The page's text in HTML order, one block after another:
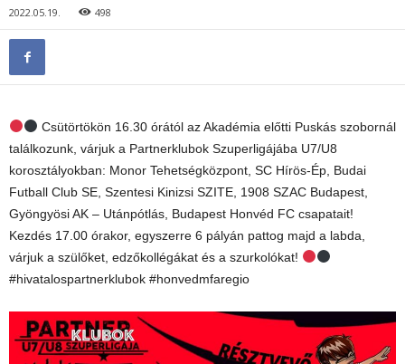
2022.05.19. 498
Csütörtökön 16.30 órától az Akadémia előtti Puskás szobornál
találkozunk, várjuk a Partnerklubok Szuperligájába U7/U8
korosztályokban: Monor Tehetségközpont, SC Hírös-Ép, Budai
Futball Club SE, Szentesi Kinizsi SZITE, 1908 SZAC Budapest,
Gyöngyösi AK – Utánpótlás, Budapest Honvéd FC csapatait!
Kezdés 17.00 órakor, egyszerre 6 pályán pattog majd a labda,
várjuk a szülőket, edzőkollégákat és a szurkolókat!
#hivatalospartnerklubok #honvedmfaregio